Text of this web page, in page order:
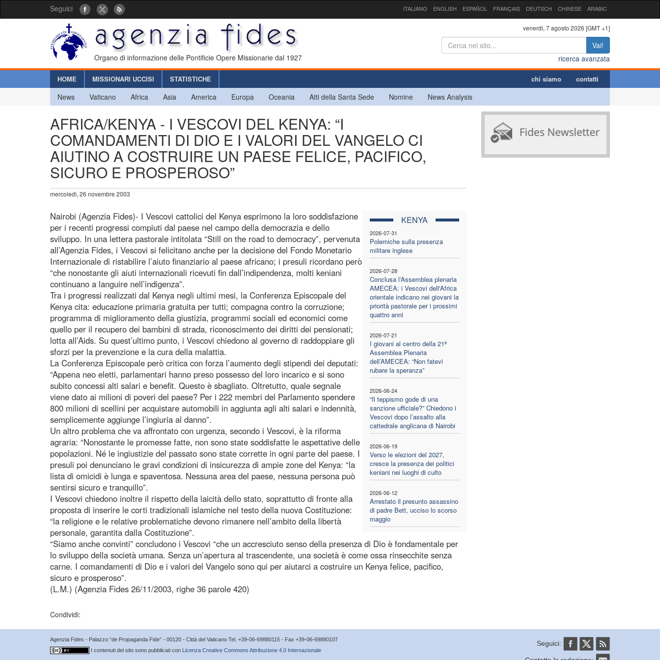
Seguici ITALIANO ENGLISH ESPAÑOL FRANÇAIS DEUTSCH CHINESE ARABIC
Organo di informazione delle Pontificie Opere Missionarie dal 1927
venerdì, 7 agosto 2026 [GMT +1]
Vai!
ricerca avanzata
HOME MISSIONARI UCCISI STATISTICHE chi siamo contatti
News Vaticano Africa Asia America Europa Oceania Atti della Santa Sede Nomine News Analysis
AFRICA/KENYA - I VESCOVI DEL KENYA: “I
COMANDAMENTI DI DIO E I VALORI DEL VANGELO CI
AIUTINO A COSTRUIRE UN PAESE FELICE, PACIFICO,
SICURO E PROSPEROSO”
mercoledì, 26 novembre 2003
KENYA
2026-07-31
Polemiche sulla presenza
militare inglese
2026-07-28
Conclusa l'Assemblea plenaria
AMECEA: i Vescovi dell'Africa
orientale indicano nei giovani la
priorità pastorale per i prossimi
quattro anni
2026-07-21
I giovani al centro della 21ª
Assemblea Plenaria
dell’AMECEA: “Non fatevi
rubare la speranza”
2026-06-24
“Il teppismo gode di una
sanzione ufficiale?” Chiedono i
Vescovi dopo l’assalto alla
cattedrale anglicana di Nairobi
2026-06-19
Verso le elezioni del 2027,
cresce la presenza dei politici
keniani nei luoghi di culto
2026-06-12
Arrestato il presunto assassino
di padre Bett, ucciso lo scorso
maggio
Nairobi (Agenzia Fides)- I Vescovi cattolici del Kenya esprimono la loro soddisfazione
per i recenti progressi compiuti dal paese nel campo della democrazia e dello
sviluppo. In una lettera pastorale intitolata “Still on the road to democracy”, pervenuta
all’Agenzia Fides, i Vescovi si felicitano anche per la decisione del Fondo Monetario
Internazionale di ristabilire l’aiuto finanziario al paese africano; i presuli ricordano però
“che nonostante gli aiuti internazionali ricevuti fin dall’indipendenza, molti keniani
continuano a languire nell’indigenza”.
Tra i progressi realizzati dal Kenya negli ultimi mesi, la Conferenza Episcopale del
Kenya cita: educazione primaria gratuita per tutti; compagna contro la corruzione;
programma di miglioramento della giustizia, programmi sociali ed economici come
quello per il recupero dei bambini di strada, riconoscimento dei diritti dei pensionati;
lotta all’Aids. Su quest’ultimo punto, i Vescovi chiedono al governo di raddoppiare gli
sforzi per la prevenzione e la cura della malattia.
La Conferenza Episcopale però critica con forza l’aumento degli stipendi dei deputati:
“Appena neo eletti, parlamentari hanno preso possesso del loro incarico e si sono
subito concessi alti salari e benefit. Questo è sbagliato. Oltretutto, quale segnale
viene dato ai milioni di poveri del paese? Per i 222 membri del Parlamento spendere
800 milioni di scellini per acquistare automobili in aggiunta agli alti salari e indennità,
semplicemente aggiunge l’ingiuria al danno”.
Un altro problema che va affrontato con urgenza, secondo i Vescovi, è la riforma
agraria: “Nonostante le promesse fatte, non sono state soddisfatte le aspettative delle
popolazioni. Né le ingiustizie del passato sono state corrette in ogni parte del paese. I
presuli poi denunciano le gravi condizioni di insicurezza di ampie zone del Kenya: “la
lista di omicidi è lunga e spaventosa. Nessuna area del paese, nessuna persona può
sentirsi sicuro e tranquillo”.
I Vescovi chiedono inoltre il rispetto della laicità dello stato, soprattutto di fronte alla
proposta di inserire le corti tradizionali islamiche nel testo della nuova Costituzione:
“la religione e le relative problematiche devono rimanere nell’ambito della libertà
personale, garantita dalla Costituzione”.
“Siamo anche convinti” concludono i Vescovi “che un accresciuto senso della presenza di Dio è fondamentale per
lo sviluppo della società umana. Senza un’apertura al trascendente, una società è come ossa rinsecchite senza
carne. I comandamenti di Dio e i valori del Vangelo sono qui per aiutarci a costruire un Kenya felice, pacifico,
sicuro e prosperoso”.
(L.M.) (Agenzia Fides 26/11/2003, righe 36 parole 420)
Condividi:
Agenzia Fides - Palazzo “de Propaganda Fide” - 00120 - Città del Vaticano Tel. +39-06-69880115 - Fax +39-06-69880107
I contenuti del sito sono pubblicati con Licenza Creative Commons Attribuzione 4.0 Internazionale
Seguici: